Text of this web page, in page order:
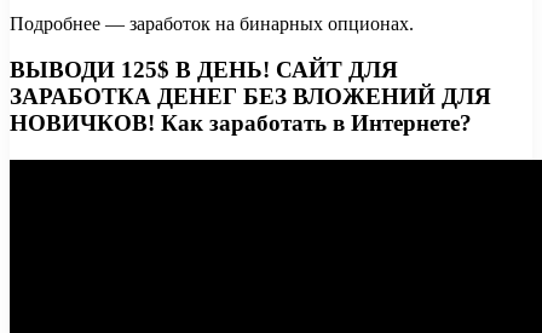
Подробнее — заработок на бинарных опционах.
ВЫВОДИ 125$ В ДЕНЬ! САЙТ ДЛЯ
ЗАРАБОТКА ДЕНЕГ БЕЗ ВЛОЖЕНИЙ ДЛЯ
НОВИЧКОВ! Как заработать в Интернете?